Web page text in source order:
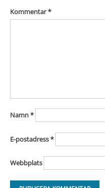
Kommentar*
Namn*
E-postadress*
Webbplats